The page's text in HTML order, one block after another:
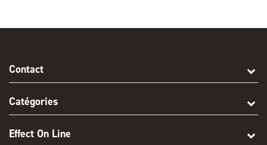
Contact
Catégories
Effect On Line